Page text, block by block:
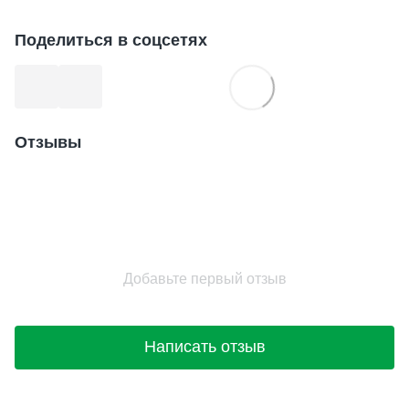
Поделиться в соцсетях
Отзывы
Добавьте первый отзыв
Написать отзыв